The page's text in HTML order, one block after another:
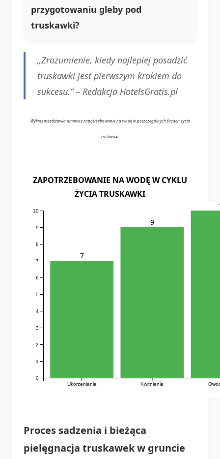
przygotowaniu gleby pod
truskawki?
„Zrozumienie, kiedy najlepiej posadzić
truskawki jest pierwszym krokiem do
sukcesu.” – Redakcja HotelsGratis.pl
Wykres przedstawia umowne zapotrzebowanie na wodę w poszczególnych fazach życia
truskawki.
ZAPOTRZEBOWANIE NA WODĘ W CYKLU
ŻYCIA TRUSKAWKI
Ukorzenianie Kwitnienie
0
1
2
3
4
5
6
7
8
9
10
7
9
Proces sadzenia i bieżąca
pielęgnacja truskawek w gruncie